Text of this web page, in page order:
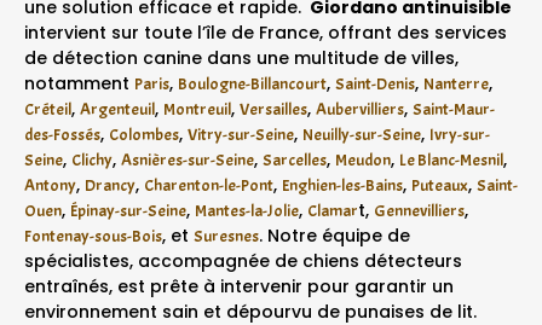
une solution efficace et rapide. Giordano antinuisible
intervient sur toute l’île de France, offrant des services
de détection canine dans une multitude de villes,
notamment Paris, Boulogne-Billancourt, Saint-Denis, Nanterre,
Créteil, Argenteuil, Montreuil, Versailles, Aubervilliers, Saint-Maur-
des-Fossés, Colombes, Vitry-sur-Seine, Neuilly-sur-Seine, Ivry-sur-
Seine, Clichy, Asnières-sur-Seine, Sarcelles, Meudon, Le Blanc-Mesnil,
Antony, Drancy, Charenton-le-Pont, Enghien-les-Bains, Puteaux, Saint-
Ouen, Épinay-sur-Seine, Mantes-la-Jolie, Clamart, Gennevilliers,
Fontenay-sous-Bois, et Suresnes. Notre équipe de
spécialistes, accompagnée de chiens détecteurs
entraînés, est prête à intervenir pour garantir un
environnement sain et dépourvu de punaises de lit.